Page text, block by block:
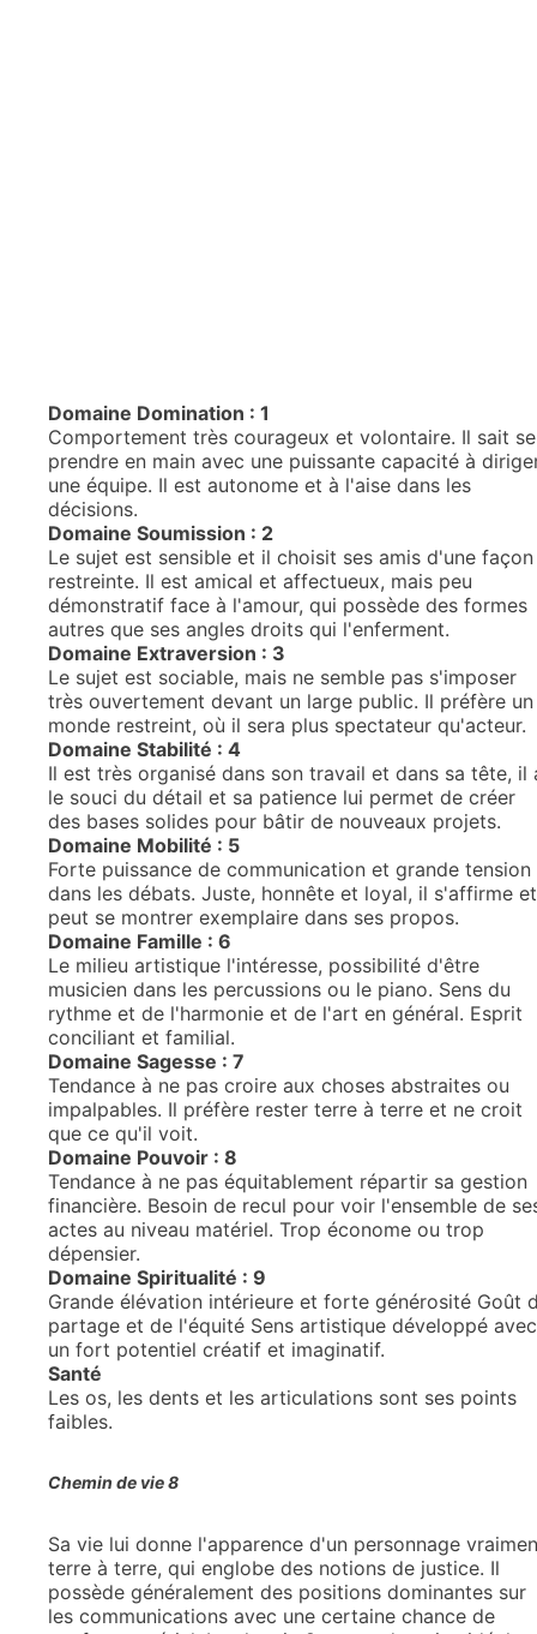
Domaine Domination : 1
Comportement très courageux et volontaire. Il sait se
prendre en main avec une puissante capacité à
une équipe. Il est autonome et à l'aise dans les
décisions.
Domaine Soumission : 2
Le sujet est sensible et il choisit ses amis d'une façon
restreinte. Il est amical et affectueux, mais peu
démonstratif face à l'amour, qui possède des formes
autres que ses angles droits qui l'enferment.
Domaine Extraversion : 3
Le sujet est sociable, mais ne semble pas s'imposer
très ouvertement devant un large public. Il préfère un
monde restreint, où il sera plus spectateur qu'acteur.
Domaine Stabilité : 4
Il est très organisé dans son travail et dans sa tête, il
le souci du détail et sa patience lui permet de créer
des bases solides pour bâtir de nouveaux projets.
Domaine Mobilité : 5
Forte puissance de communication et grande tension
dans les débats. Juste, honnête et loyal, il s'affirme et
peut se montrer exemplaire dans ses propos.
Domaine Famille : 6
Le milieu artistique l'intéresse, possibilité d'être
musicien dans les percussions ou le piano. Sens du
rythme et de l'harmonie et de l'art en général. Esprit
conciliant et familial.
Domaine Sagesse : 7
Tendance à ne pas croire aux choses abstraites ou
impalpables. Il préfère rester terre à terre et ne croit
que ce qu'il voit.
Domaine Pouvoir : 8
Tendance à ne pas équitablement répartir sa gestion
financière. Besoin de recul pour voir l'ensemble de
actes au niveau matériel. Trop économe ou trop
dépensier.
Domaine Spiritualité : 9
Grande élévation intérieure et forte générosité Goût
partage et de l'équité Sens artistique développé avec
un fort potentiel créatif et imaginatif.
Santé
Les os, les dents et les articulations sont ses points
faibles.
Chemin de vie 8
Sa vie lui donne l'apparence d'un personnage
terre à terre, qui englobe des notions de justice. Il
possède généralement des positions dominantes sur
les communications avec une certaine chance de